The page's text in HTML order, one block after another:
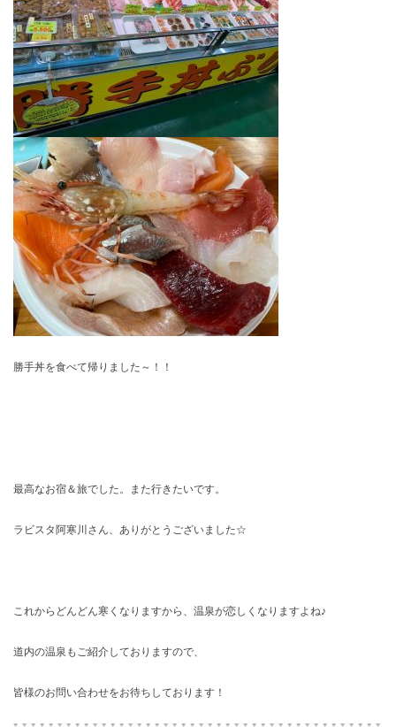
勝手丼を食べて帰りました～！！
最高なお宿＆旅でした。また行きたいです。
ラビスタ阿寒川さん、ありがとうございました☆
これからどんどん寒くなりますから、温泉が恋しくなりますよね♪
道内の温泉もご紹介しておりますので、
皆様のお問い合わせをお待ちしております！